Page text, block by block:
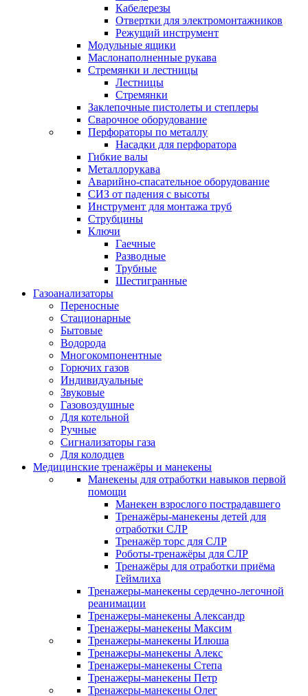
Кабелерезы
Отвертки для электромонтажников
Режущий инструмент
Модульные ящики
Маслонаполненные рукава
Стремянки и лестницы
Лестницы
Стремянки
Заклепочные пистолеты и степлеры
Сварочное оборудование
Перфораторы по металлу
Насадки для перфоратора
Гибкие валы
Металлорукава
Аварийно-спасательное оборудование
СИЗ от падения с высоты
Инструмент для монтажа труб
Струбцины
Ключи
Гаечные
Разводные
Трубные
Шестигранные
Газоанализаторы
Переносные
Стационарные
Бытовые
Водорода
Многокомпонентные
Горючих газов
Индивидуальные
Звуковые
Газовоздушные
Для котельной
Ручные
Сигнализаторы газа
Для колодцев
Медицинские тренажёры и манекены
Манекены для отработки навыков первой
помощи
Манекен взрослого пострадавшего
Тренажёры-манекены детей для
отработки СЛР
Тренажёр торс для СЛР
Роботы-тренажёры для СЛР
Тренажёры для отработки приёма
Геймлиха
Тренажеры-манекены сердечно-легочной
реанимации
Тренажеры-манекены Александр
Тренажеры-манекены Максим
Тренажеры-манекены Илюша
Тренажеры-манекены Алекс
Тренажеры-манекены Степа
Тренажеры-манекены Петр
Тренажеры-манекены Олег